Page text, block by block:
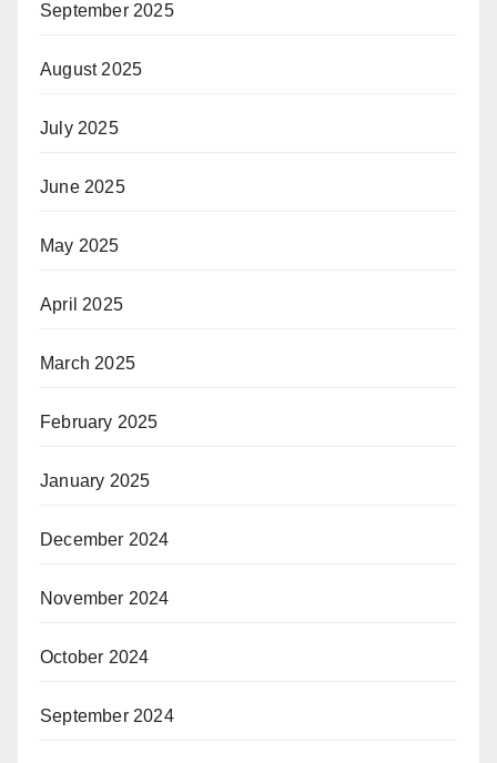
September 2025
August 2025
July 2025
June 2025
May 2025
April 2025
March 2025
February 2025
January 2025
December 2024
November 2024
October 2024
September 2024